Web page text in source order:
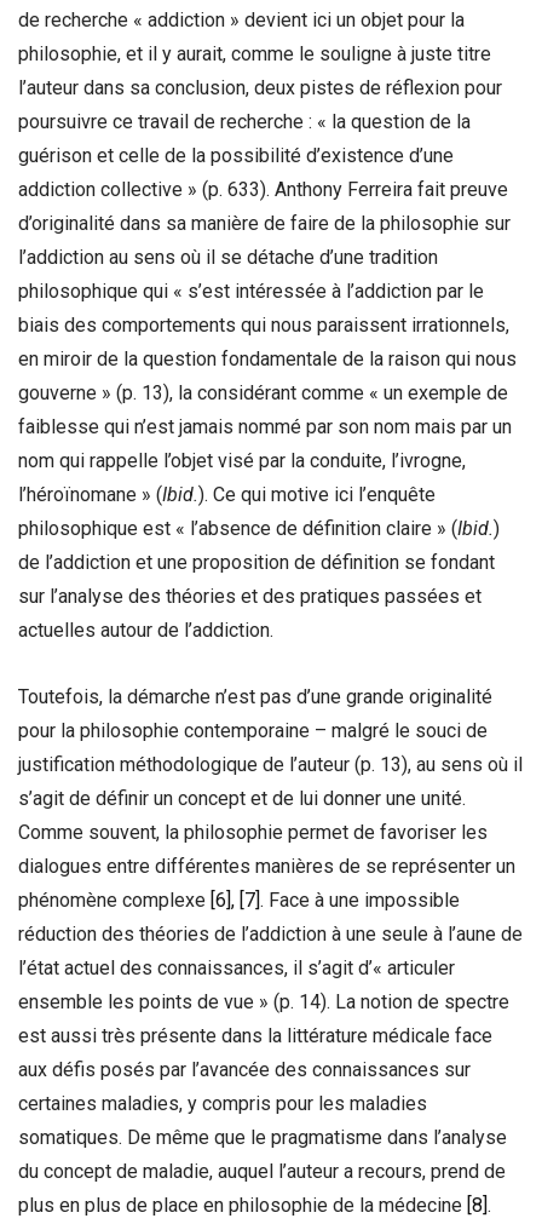
de recherche « addiction » devient ici un objet pour la
philosophie, et il y aurait, comme le souligne à juste titre
l’auteur dans sa conclusion, deux pistes de réflexion pour
poursuivre ce travail de recherche : « la question de la
guérison et celle de la possibilité d’existence d’une
addiction collective » (p. 633). Anthony Ferreira fait preuve
d’originalité dans sa manière de faire de la philosophie sur
l’addiction au sens où il se détache d’une tradition
philosophique qui « s’est intéressée à l’addiction par le
biais des comportements qui nous paraissent irrationnels,
en miroir de la question fondamentale de la raison qui nous
gouverne » (p. 13), la considérant comme « un exemple de
faiblesse qui n’est jamais nommé par son nom mais par un
nom qui rappelle l’objet visé par la conduite, l’ivrogne,
l’héroïnomane » (Ibid.). Ce qui motive ici l’enquête
philosophique est « l’absence de définition claire » (Ibid.)
de l’addiction et une proposition de définition se fondant
sur l’analyse des théories et des pratiques passées et
actuelles autour de l’addiction.
Toutefois, la démarche n’est pas d’une grande originalité
pour la philosophie contemporaine – malgré le souci de
justification méthodologique de l’auteur (p. 13), au sens où il
s’agit de définir un concept et de lui donner une unité.
Comme souvent, la philosophie permet de favoriser les
dialogues entre différentes manières de se représenter un
phénomène complexe [6], [7]. Face à une impossible
réduction des théories de l’addiction à une seule à l’aune de
l’état actuel des connaissances, il s’agit d’« articuler
ensemble les points de vue » (p. 14). La notion de spectre
est aussi très présente dans la littérature médicale face
aux défis posés par l’avancée des connaissances sur
certaines maladies, y compris pour les maladies
somatiques. De même que le pragmatisme dans l’analyse
du concept de maladie, auquel l’auteur a recours, prend de
plus en plus de place en philosophie de la médecine [8].